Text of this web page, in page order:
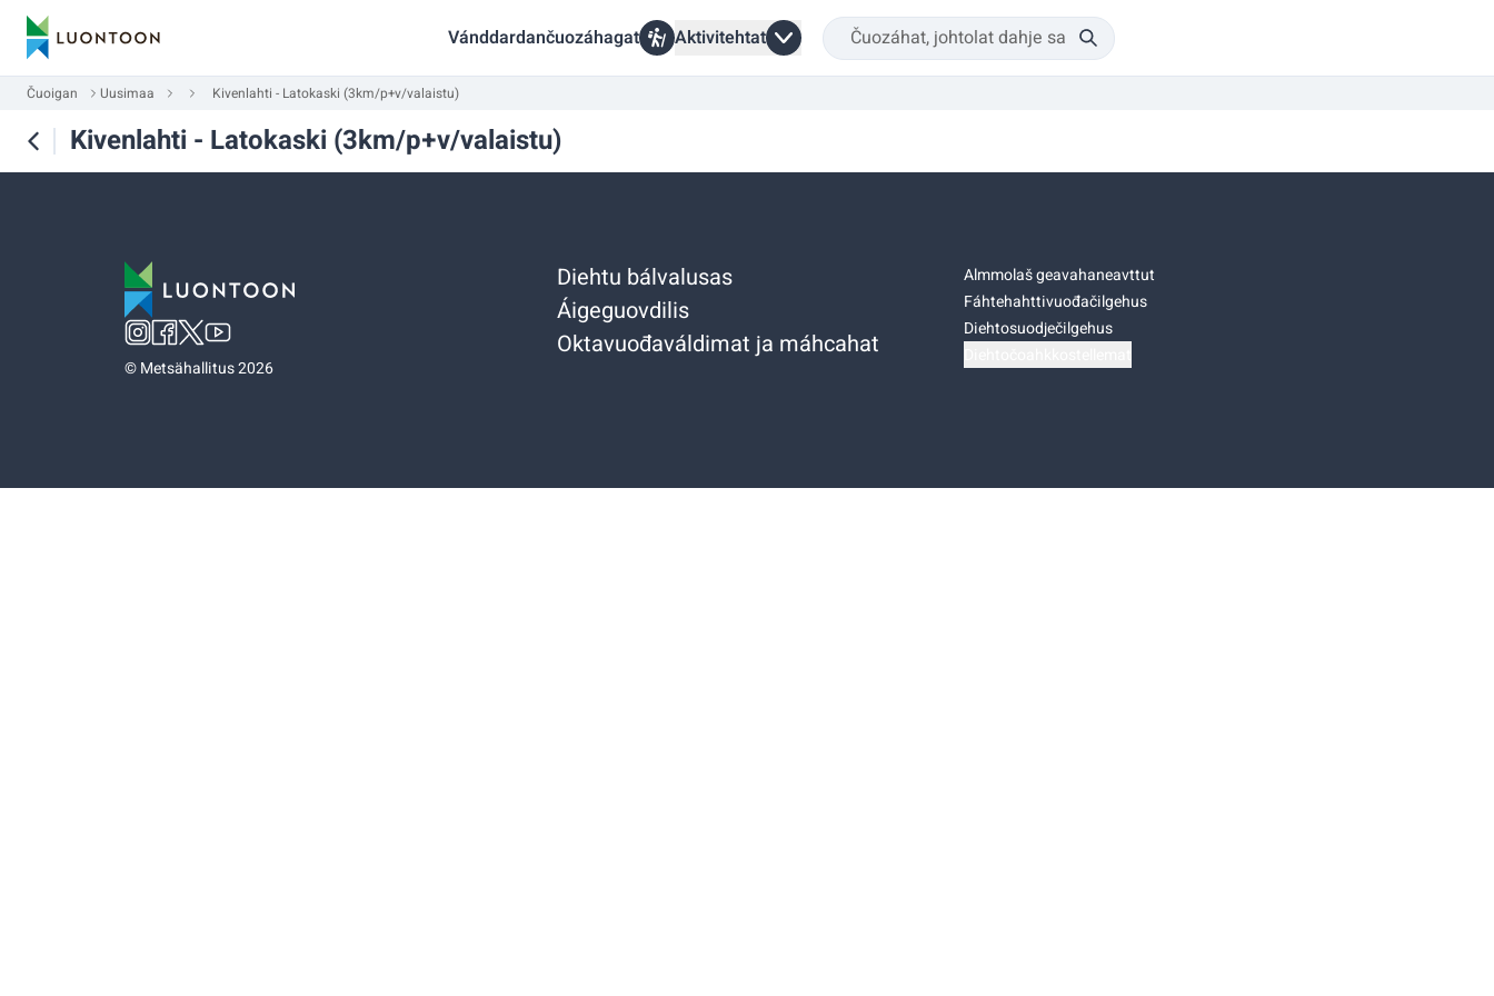
Vánddardančuozáhagat Aktivitehtat
Čuoigan Uusimaa Kivenlahti - Latokaski (3km/p+v/valaistu)
Kivenlahti - Latokaski (3km/p+v/valaistu)
©Metsähallitus 2026
Diehtu bálvalusas
Áigeguovdilis
Oktavuođaváldimat ja máhcahat
Almmolaš geavahaneavttut
Fáhtehahttivuođačilgehus
Diehtosuodječilgehus